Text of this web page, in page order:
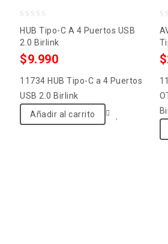
out
of
HUB Tipo-C A 4 Puertos USB
2.0 Birlink
$9.990
11734 HUB Tipo-C a 4 Puertos
USB 2.0 Birlink
Añadir al carrito
of
$